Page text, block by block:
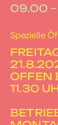
09.00
Spezielle
OFFEN
11.30